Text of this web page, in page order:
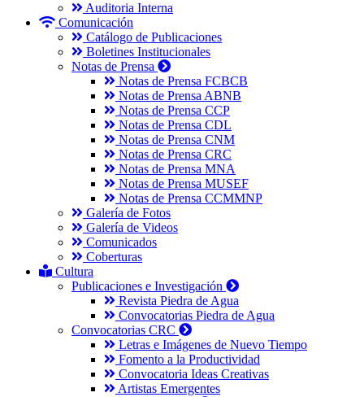
Auditoria Interna
Comunicación
Catálogo de Publicaciones
Boletines Institucionales
Notas de Prensa
Notas de Prensa FCBCB
Notas de Prensa ABNB
Notas de Prensa CCP
Notas de Prensa CDL
Notas de Prensa CNM
Notas de Prensa CRC
Notas de Prensa MNA
Notas de Prensa MUSEF
Notas de Prensa CCMMNP
Galería de Fotos
Galería de Videos
Comunicados
Coberturas
Cultura
Publicaciones e Investigación
Revista Piedra de Agua
Convocatorias Piedra de Agua
Convocatorias CRC
Letras e Imágenes de Nuevo Tiempo
Fomento a la Productividad
Convocatoria Ideas Creativas
Artistas Emergentes